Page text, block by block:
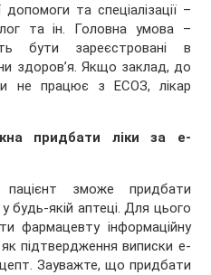
та спеціалізації –
та ін. Головна умова –
бути зареєстровані в
здоровʼя. Якщо заклад, до
не працює з ЕСОЗ, лікар
придбати ліки за е-
пацієнт зможе придбати
будь-якій аптеці. Для цього
фармацевту інформаційну
підтвердження виписки е-
Зауважте, що придбати